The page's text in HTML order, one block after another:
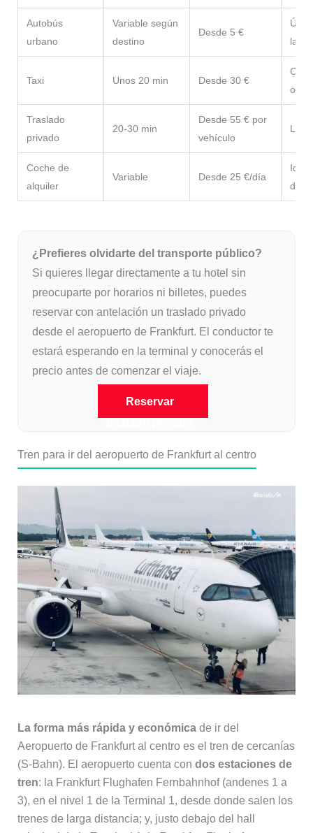
Autobús
urbano
Variable según
destino
Desde 5 €
Útil
la
Taxi Unos 20 min Desde 30 €
o de
Traslado
privado
20-30 min
Desde 55 € por
vehículo
La
Coche de
alquiler
Variable Desde 25 €/día
de
¿Prefieres olvidarte del transporte público?
Si quieres llegar directamente a tu hotel sin
preocuparte por horarios ni billetes, puedes
reservar con antelación un traslado privado
desde el aeropuerto de Frankfurt. El conductor te
estará esperando en la terminal y conocerás el
precio antes de comenzar el viaje.
Reservar
aeropuerto de
Frankfurt
Tren para ir del aeropuerto de Frankfurt al centro
La forma más rápida y económicade ir del
Aeropuerto de Frankfurt al centro es el tren de cercanías
(S-Bahn). El aeropuerto cuenta con dos estaciones de
tren: la Frankfurt Flughafen Fernbahnhof (andenes 1 a
3), en el nivel 1 de la Terminal 1, desde donde salen los
trenes de larga distancia; y, justo debajo del hall